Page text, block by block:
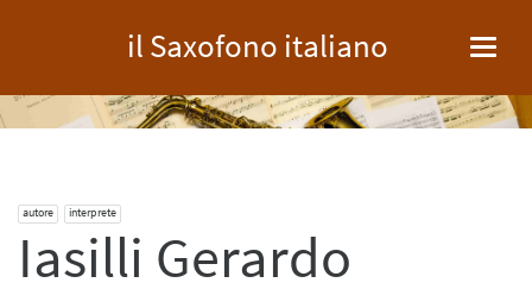
il Saxofono italiano
autore interprete
Iasilli Gerardo